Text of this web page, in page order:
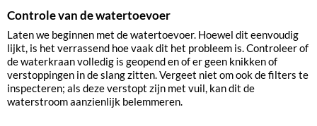
Controle van de watertoevoer
Laten we beginnen met de watertoevoer. Hoewel dit eenvoudig
lijkt, is het verrassend hoe vaak dit het probleem is. Controleer of
de waterkraan volledig is geopend en of er geen knikken of
verstoppingen in de slang zitten. Vergeet niet om ook de filters te
inspecteren; als deze verstopt zijn met vuil, kan dit de
waterstroom aanzienlijk belemmeren.